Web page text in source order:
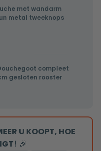
met wandarm
metal tweeknops
compleet
gesloten rooster
U KOOPT, HOE
🎉